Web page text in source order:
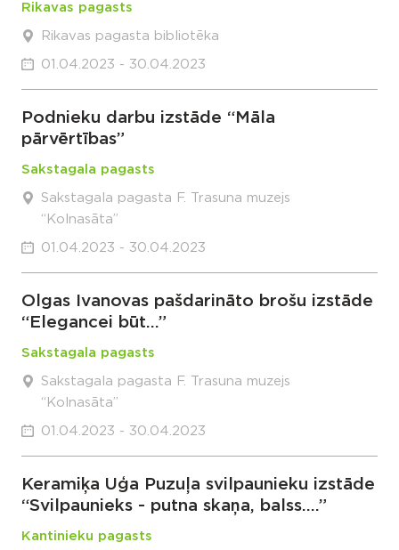
Rikavas pagasts
Rikavas pagasta bibliotēka
01.04.2023 - 30.04.2023
Podnieku darbu izstāde “Māla
pārvērtības”
Sakstagala pagasts
Sakstagala pagasta F. Trasuna muzejs
“Kolnasāta”
01.04.2023 - 30.04.2023
Olgas Ivanovas pašdarināto brošu izstāde
“Elegancei būt…”
Sakstagala pagasts
Sakstagala pagasta F. Trasuna muzejs
“Kolnasāta”
01.04.2023 - 30.04.2023
Keramiķa Uģa Puzuļa svilpaunieku izstāde
“Svilpaunieks - putna skaņa, balss….”
Kantinieku pagasts